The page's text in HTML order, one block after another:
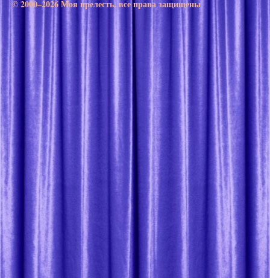
© 2000–2026 Моя прелесть. все права защищены